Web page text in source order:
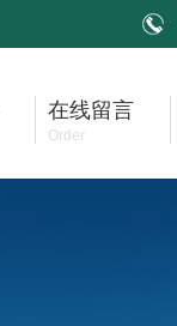
在线留言
Order